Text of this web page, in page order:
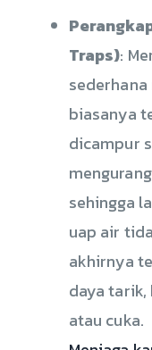
Traps):
biasanya
dicampur
sehingga
uap air
akhirnya
daya
atau cuka.